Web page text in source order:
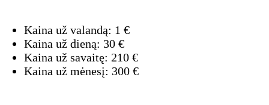
Kaina už valandą: 1 €
Kaina už dieną: 30 €
Kaina už savaitę: 210 €
Kaina už mėnesį: 300 €